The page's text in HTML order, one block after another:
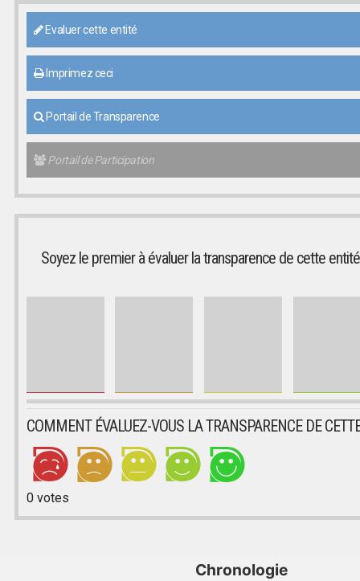
Evaluer cette entité
Imprimez ceci
Portail de Transparence
Portail de Participation
Soyez le premier à évaluer la transparence de cette entité
COMMENT ÉVALUEZ-VOUS LA TRANSPARENCE DE
0votes
Chronologie